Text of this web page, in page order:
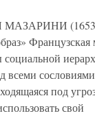
(1653-
всеми
под
свой